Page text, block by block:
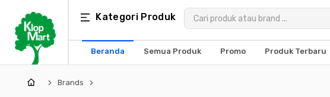
Kategori Produk
Beranda Semua Produk Promo Produk Terbaru
Kategori
Produk
Arsitektur
Brands